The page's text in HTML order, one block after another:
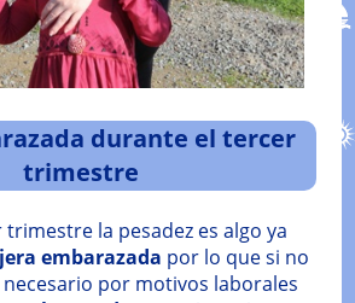
durante el tercer
trimestre
la pesadez es algo ya
embarazada por lo que si no
por motivos laborales